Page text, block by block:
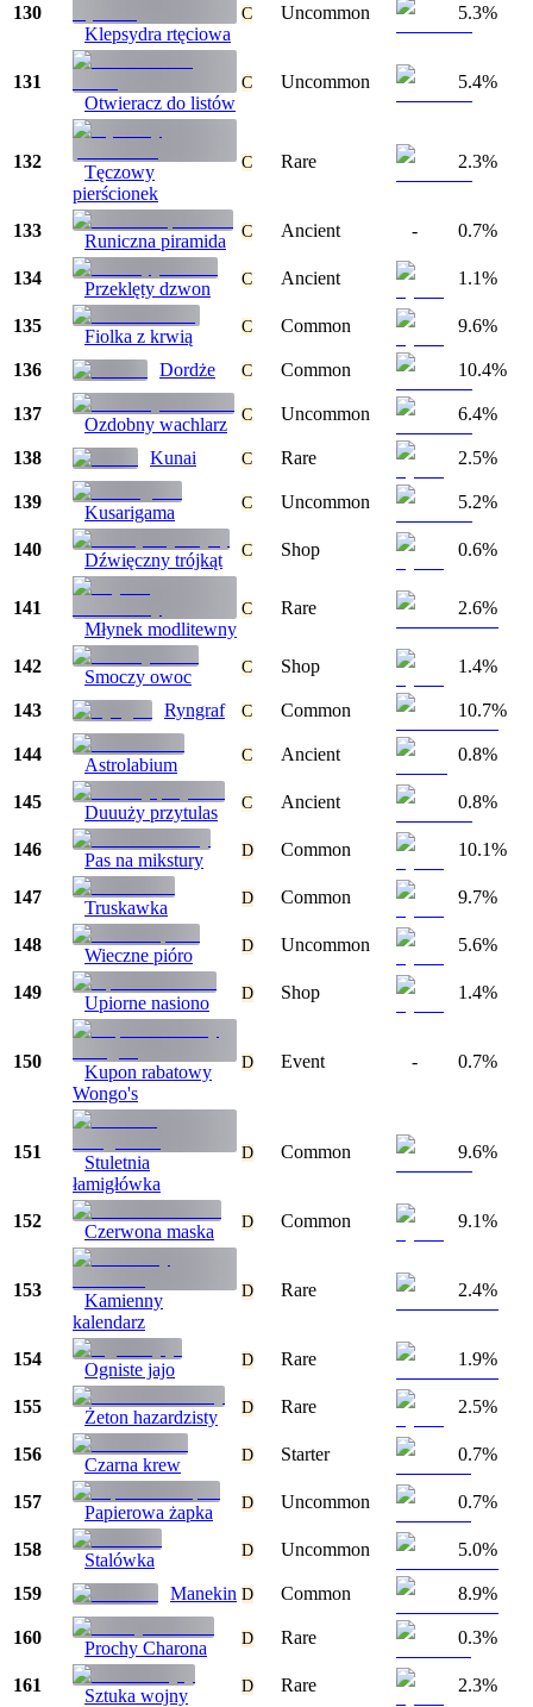
130
Klepsydra rtęciowa
C Uncommon 5.3%
131
Otwieracz do listów
C Uncommon 5.4%
132
Tęczowy
pierścionek
C Rare 2.3%
133
Runiczna piramida C Ancient - 0.7%
134
Przeklęty dzwon C Ancient 1.1%
135
Fiolka z krwią C Common 9.6%
136 Dordże C Common 10.4%
137
Ozdobny wachlarz C Uncommon 6.4%
138 Kunai C Rare 2.5%
139
Kusarigama C Uncommon 5.2%
140
Dźwięczny trójkąt C Shop 0.6%
141
Młynek modlitewny
C Rare 2.6%
142
Smoczy owoc C Shop 1.4%
143 Ryngraf C Common 10.7%
144
Astrolabium C Ancient 0.8%
145
Duuuży przytulas C Ancient 0.8%
146
Pas na mikstury D Common 10.1%
147
Truskawka D Common 9.7%
148
Wieczne pióro D Uncommon 5.6%
149
Upiorne nasiono D Shop 1.4%
150
Kupon rabatowy
Wongo's
D Event - 0.7%
151
Stuletnia
łamigłówka
D Common 9.6%
152
Czerwona maska D Common 9.1%
153
Kamienny
kalendarz
D Rare 2.4%
154
Ogniste jajo D Rare 1.9%
155
Żeton hazardzisty D Rare 2.5%
156
Czarna krew D Starter 0.7%
157
Papierowa żapka D Uncommon 0.7%
158
Stalówka D Uncommon 5.0%
159 Manekin D Common 8.9%
160
Prochy Charona D Rare 0.3%
161
Sztuka wojny D Rare 2.3%